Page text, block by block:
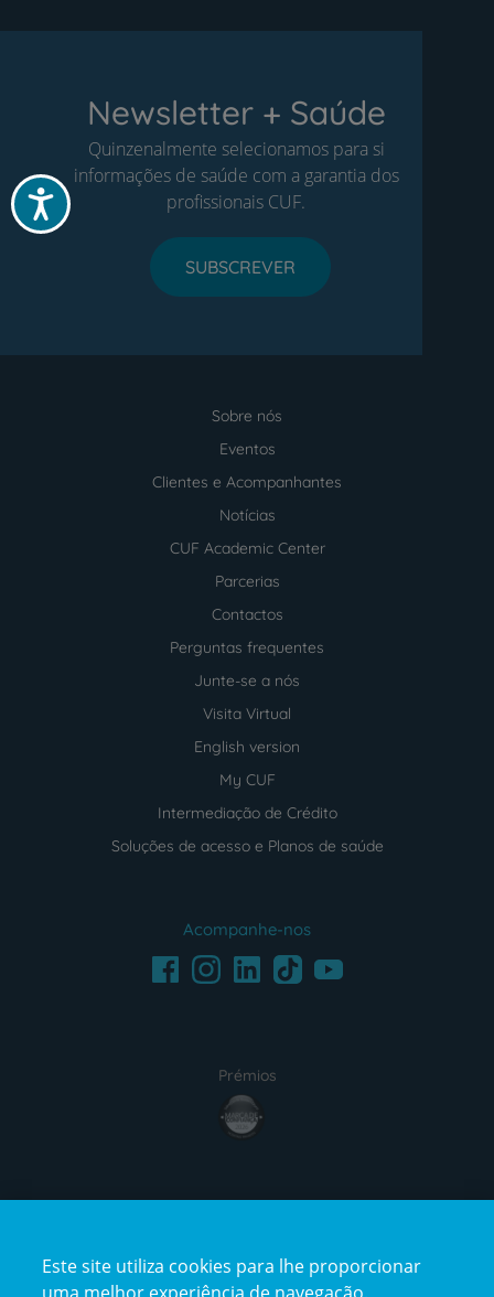
Acessibilidade
Newsletter + Saúde
Quinzenalmente selecionamos para si
informações de saúde com a garantia dos
profissionais CUF.
SUBSCREVER
Sobre nós
Eventos
Clientes e Acompanhantes
Notícias
CUF Academic Center
Parcerias
Contactos
Perguntas frequentes
Junte-se a nós
Visita Virtual
English version
My CUF
Intermediação de Crédito
Soluções de acesso e Planos de saúde
Acompanhe-nos
FacebookInstagramLinkedInTikTokYoutube
Prémios
award4
certification2certification3
Este site utiliza cookies para lhe proporcionar